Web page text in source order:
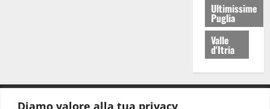
Diamo valore alla tua privacy
Ultimissime
Puglia
Valle
d'Itria